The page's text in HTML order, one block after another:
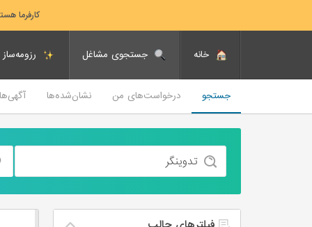
کارفرما
خانه جستجوی مشاغل رزومه‌ساز
جستجو درخواست‌های من نشان‌شده‌ها